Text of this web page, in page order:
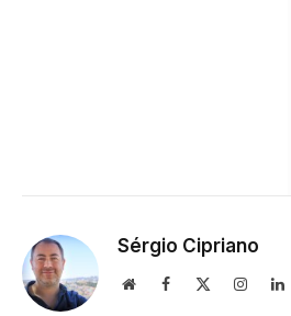
Sérgio Cipriano
WebsiteFacebook